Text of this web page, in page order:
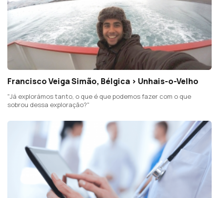
Francisco Veiga Simão, Bélgica > Unhais-o-Velho
"Já explorámos tanto, o que é que podemos fazer com o que
sobrou dessa exploração?"